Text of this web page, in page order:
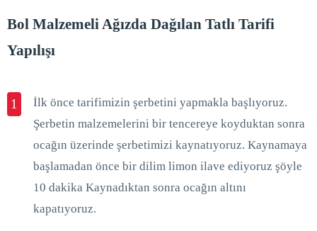
Bol Malzemeli Ağızda Dağılan Tatlı Tarifi
Yapılışı
1
İlk önce tarifimizin şerbetini yapmakla başlıyoruz.
Şerbetin malzemelerini bir tencereye koyduktan sonra
ocağın üzerinde şerbetimizi kaynatıyoruz. Kaynamaya
başlamadan önce bir dilim limon ilave ediyoruz şöyle
10 dakika Kaynadıktan sonra ocağın altını
kapatıyoruz.